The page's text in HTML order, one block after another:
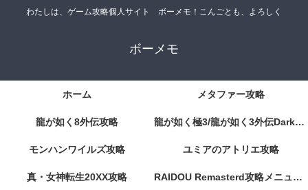
わたしは、ゲーム攻略個人サイト ボーメモ！こんごとも、よろしく
ボーメモ
ホーム メタファー攻略
龍が如く8外伝攻略 龍が如く極3/龍が如く3外伝DarkTies攻略
モンハンワイルズ攻略 ユミアのアトリエ攻略
真・女神転生20XX攻略 RAIDOU Remasterd攻略メニューページ